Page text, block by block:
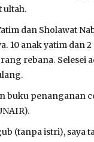
ultah.
dan Sholawat
10 anak yatim dan
rebana. Selesei
buku penanganan
(tanpa istri), saya